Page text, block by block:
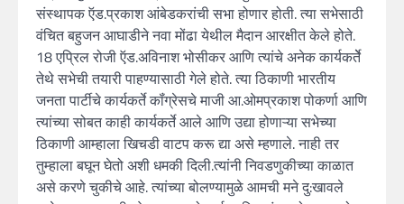
संस्थापक ऍड.प्रकाश आंबेडकरांची सभा होणार होती. त्या सभेसाठी
वंचित बहुजन आघाडीने नवा मोंढा येथील मैदान आरक्षीत केले होते.
18 एप्रिल रोजी ऍड.अविनाश भोसीकर आणि त्यांचे अनेक कार्यकर्तेे
तेथे सभेची तयारी पाहण्यासाठी गेले होते. त्या ठिकाणी भारतीय
जनता पार्टीचे कार्यकर्ते कॉंग्रेसचे माजी आ.ओमप्रकाश पोकर्णा आणि
त्यांच्या सोबत काही कार्यकर्ते आले आणि उद्या होणाऱ्या सभेच्या
ठिकाणी आम्हाला खिचडी वाटप करू द्या असे म्हणाले. नाही तर
तुम्हाला बघून घेतो अशी धमकी दिली.त्यांनी निवडणुकीच्या काळात
असे करणे चुकीचे आहे. त्यांच्या बोलण्यामुळे आमची मने दु:खावले